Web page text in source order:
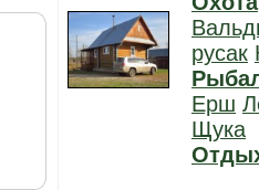
русак
Ерш
Щука